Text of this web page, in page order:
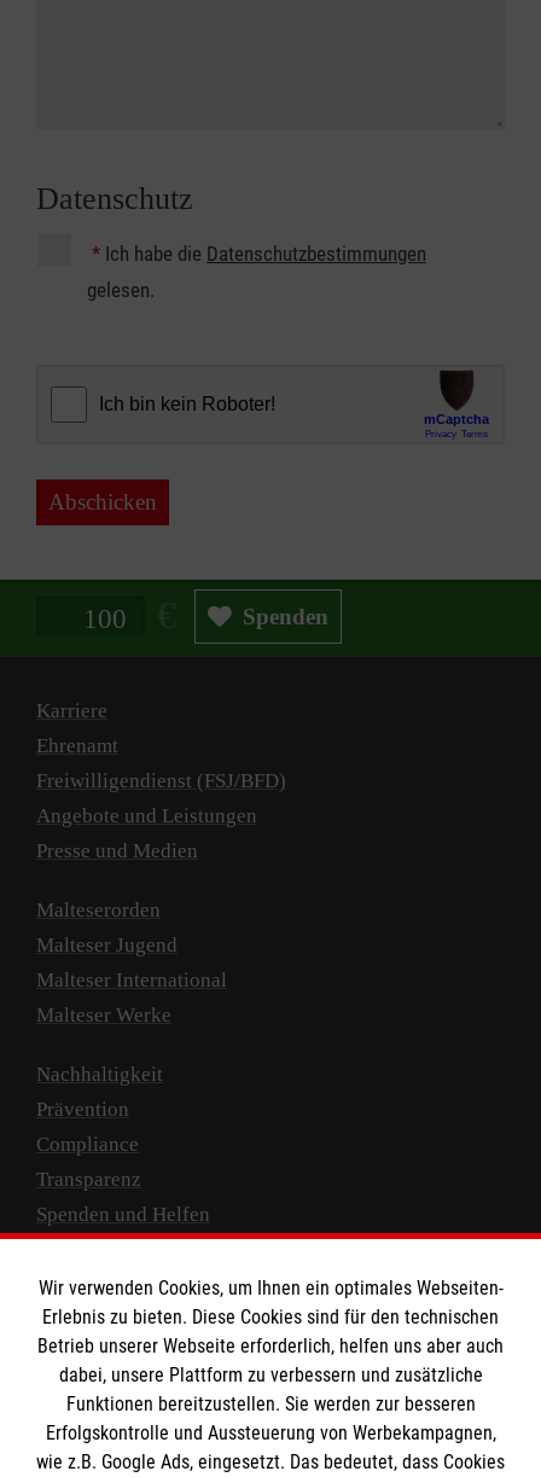
Datenschutz
* Ich habe die Datenschutzbestimmungen
gelesen.
Abschicken
Spendenbetrag in Euro Spenden
Karriere
Ehrenamt
Freiwilligendienst (FSJ/BFD)
Angebote und Leistungen
Presse und Medien
Malteserorden
Malteser Jugend
Malteser International
Malteser Werke
Nachhaltigkeit
Prävention
Compliance
Transparenz
Spenden und Helfen
Empfänger: Malteser Hilfsdienst e.V.
IBAN: DE10 3706 0120 1201 2000 12
BIC: GENODED 1PA7
Wir verwenden Cookies, um Ihnen ein optimales Webseiten-
Erlebnis zu bieten. Diese Cookies sind für den technischen
Betrieb unserer Webseite erforderlich, helfen uns aber auch
dabei, unsere Plattform zu verbessern und zusätzliche
Funktionen bereitzustellen. Sie werden zur besseren
Erfolgskontrolle und Aussteuerung von Werbekampagnen,
wie z.B. Google Ads, eingesetzt. Das bedeutet, dass Cookies